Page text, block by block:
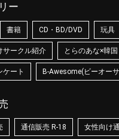
ー
書籍 CD・BD/DVD 玩具
サークル紹介 とらのあな×韓国
ケート B-Awesome(ビーオー
通信販売 R-18 女性向け